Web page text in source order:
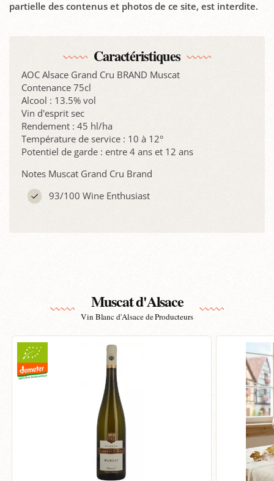
partielle des contenus et photos de ce site, est interdite.
Caractéristiques
AOC Alsace Grand Cru BRAND Muscat
Contenance 75cl
Alcool : 13.5% vol
Vin d'esprit sec
Rendement : 45 hl/ha
Température de service : 10 à 12°
Potentiel de garde : entre 4 ans et 12 ans
Notes Muscat Grand Cru Brand
93/100 Wine Enthusiast
Muscat d'Alsace
Vin Blanc d'Alsace de Producteurs